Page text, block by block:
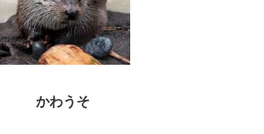
かわうそ